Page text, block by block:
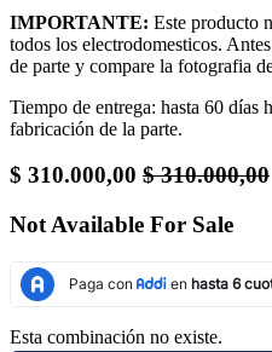
IMPORTANTE: Este producto
todos los electrodomesticos.
de parte y compare la fotografia
Tiempo de entrega: hasta 60 días
fabricación de la parte.
$ 310.000,00 $310.000,00
Not Available For Sale
Esta combinación no existe.